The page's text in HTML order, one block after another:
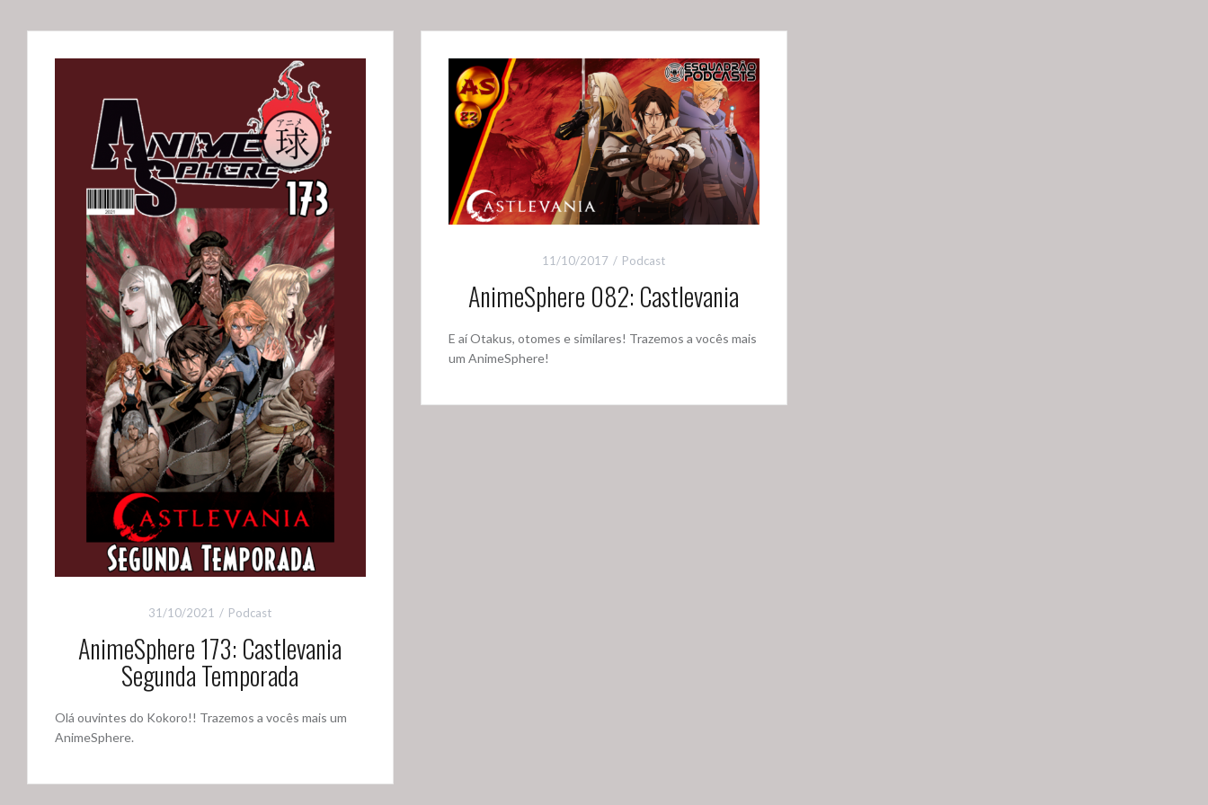
31/10/2021 Podcast
AnimeSphere 173: Castlevania
Segunda Temporada
Olá ouvintes do Kokoro!! Trazemos a vocês mais um
AnimeSphere.
11/10/2017 Podcast
AnimeSphere 082: Castlevania
E aí Otakus, otomes e similares! Trazemos a vocês mais
um AnimeSphere!